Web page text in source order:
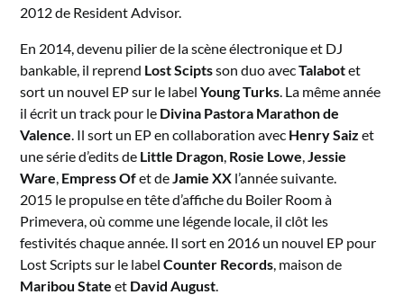
2012 de Resident Advisor.
En 2014, devenu pilier de la scène électronique et DJ
bankable, il reprend Lost Sciptsson duo avecTalabotet
sort un nouvel EP sur le labelYoung Turks . La même année
il écrit un track pour le Divina Pastora Marathon de
Valence . Il sort un EP en collaboration avec Henry Saiz et
une série d’edits de Little Dragon Rosie Lowe Jessie
Ware Empress Ofet de Jamie XX l’année suivante.
2015 le propulse en tête d’affiche du Boiler Room à
Primevera, où comme une légende locale, il clôt les
festivités chaque année. Il sort en 2016 un nouvel EP pour
Lost Scripts sur le labelCounter Records , maison de
Maribou State et David August